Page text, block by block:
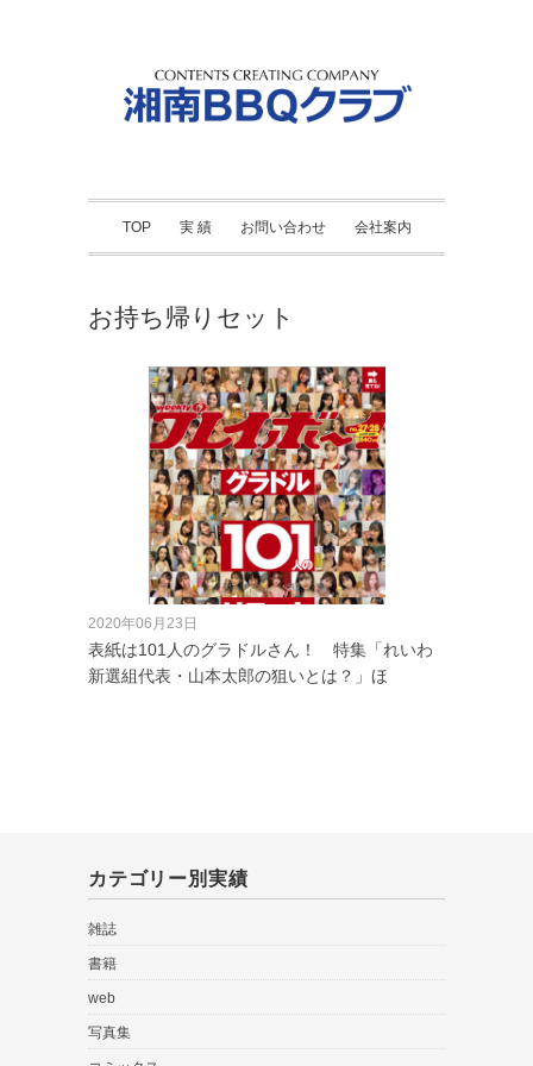
TOP 実 績 お問い合わせ 会社案内
お持ち帰りセット
2020年06月23日
表紙は101人のグラドルさん！ 特集「れいわ
新選組代表・山本太郎の狙いとは？」ほ
カテゴリー別実績
雑誌
書籍
web
写真集